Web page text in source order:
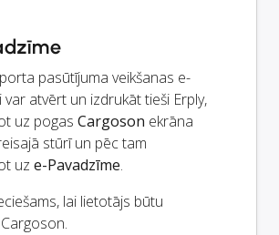
pasūtījuma veikšanas e-
var atvērt un izdrukāt tieši Erply,
uz pogas Cargoson ekrāna
stūrī un pēc tam
uz e-Pavadzīme.
lai lietotājs būtu